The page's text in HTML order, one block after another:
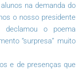
na demanda do
o nosso presidente
declamou o poema
“surpresa” muito
e de presenças que